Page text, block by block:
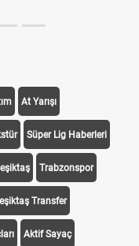
At Yarışı
Süper Lig Haberleri
Trabzonspor
Transfer
Aktif Sayaç